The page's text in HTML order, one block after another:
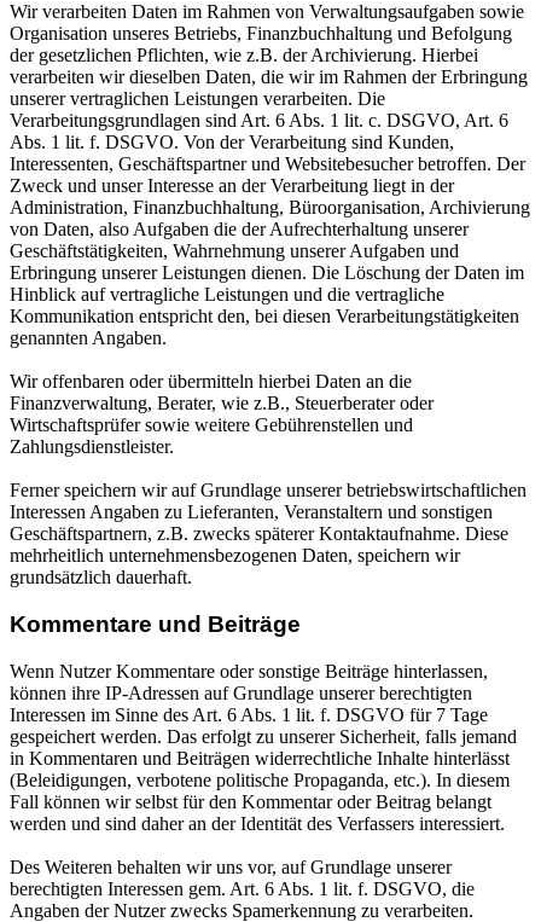
Wir verarbeiten Daten im Rahmen von Verwaltungsaufgaben sowie
Organisation unseres Betriebs, Finanzbuchhaltung und Befolgung
der gesetzlichen Pflichten, wie z.B. der Archivierung. Hierbei
verarbeiten wir dieselben Daten, die wir im Rahmen der Erbringung
unserer vertraglichen Leistungen verarbeiten. Die
Verarbeitungsgrundlagen sind Art. 6 Abs. 1 lit. c. DSGVO, Art. 6
Abs. 1 lit. f. DSGVO. Von der Verarbeitung sind Kunden,
Interessenten, Geschäftspartner und Websitebesucher betroffen. Der
Zweck und unser Interesse an der Verarbeitung liegt in der
Administration, Finanzbuchhaltung, Büroorganisation, Archivierung
von Daten, also Aufgaben die der Aufrechterhaltung unserer
Geschäftstätigkeiten, Wahrnehmung unserer Aufgaben und
Erbringung unserer Leistungen dienen. Die Löschung der Daten im
Hinblick auf vertragliche Leistungen und die vertragliche
Kommunikation entspricht den, bei diesen Verarbeitungstätigkeiten
genannten Angaben.
Wir offenbaren oder übermitteln hierbei Daten an die
Finanzverwaltung, Berater, wie z.B., Steuerberater oder
Wirtschaftsprüfer sowie weitere Gebührenstellen und
Zahlungsdienstleister.
Ferner speichern wir auf Grundlage unserer betriebswirtschaftlichen
Interessen Angaben zu Lieferanten, Veranstaltern und sonstigen
Geschäftspartnern, z.B. zwecks späterer Kontaktaufnahme. Diese
mehrheitlich unternehmensbezogenen Daten, speichern wir
grundsätzlich dauerhaft.
Kommentare und Beiträge
Wenn Nutzer Kommentare oder sonstige Beiträge hinterlassen,
können ihre IP-Adressen auf Grundlage unserer berechtigten
Interessen im Sinne des Art. 6 Abs. 1 lit. f. DSGVO für 7 Tage
gespeichert werden. Das erfolgt zu unserer Sicherheit, falls jemand
in Kommentaren und Beiträgen widerrechtliche Inhalte hinterlässt
(Beleidigungen, verbotene politische Propaganda, etc.). In diesem
Fall können wir selbst für den Kommentar oder Beitrag belangt
werden und sind daher an der Identität des Verfassers interessiert.
Des Weiteren behalten wir uns vor, auf Grundlage unserer
berechtigten Interessen gem. Art. 6 Abs. 1 lit. f. DSGVO, die
Angaben der Nutzer zwecks Spamerkennung zu verarbeiten.